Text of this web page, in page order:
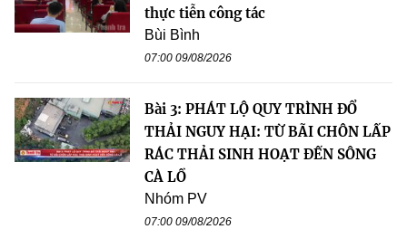
thực tiễn công tác
Bùi Bình
07:00 09/08/2026
Bài 3: PHÁT LỘ QUY TRÌNH ĐỔ
THẢI NGUY HẠI: TỪ BÃI CHÔN LẤP
RÁC THẢI SINH HOẠT ĐẾN SÔNG
CÀ LỒ
Nhóm PV
07:00 09/08/2026